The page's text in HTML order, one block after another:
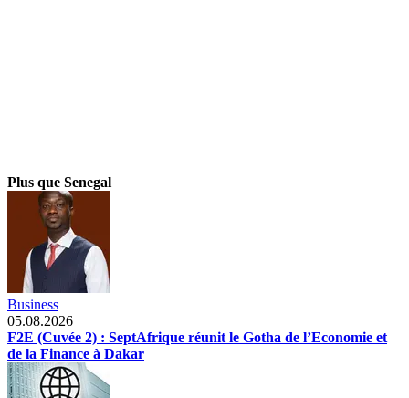
Plus que Senegal
Business
05.08.2026
F2E (Cuvée 2) : SeptAfrique réunit le Gotha de l’Economie et
de la Finance à Dakar